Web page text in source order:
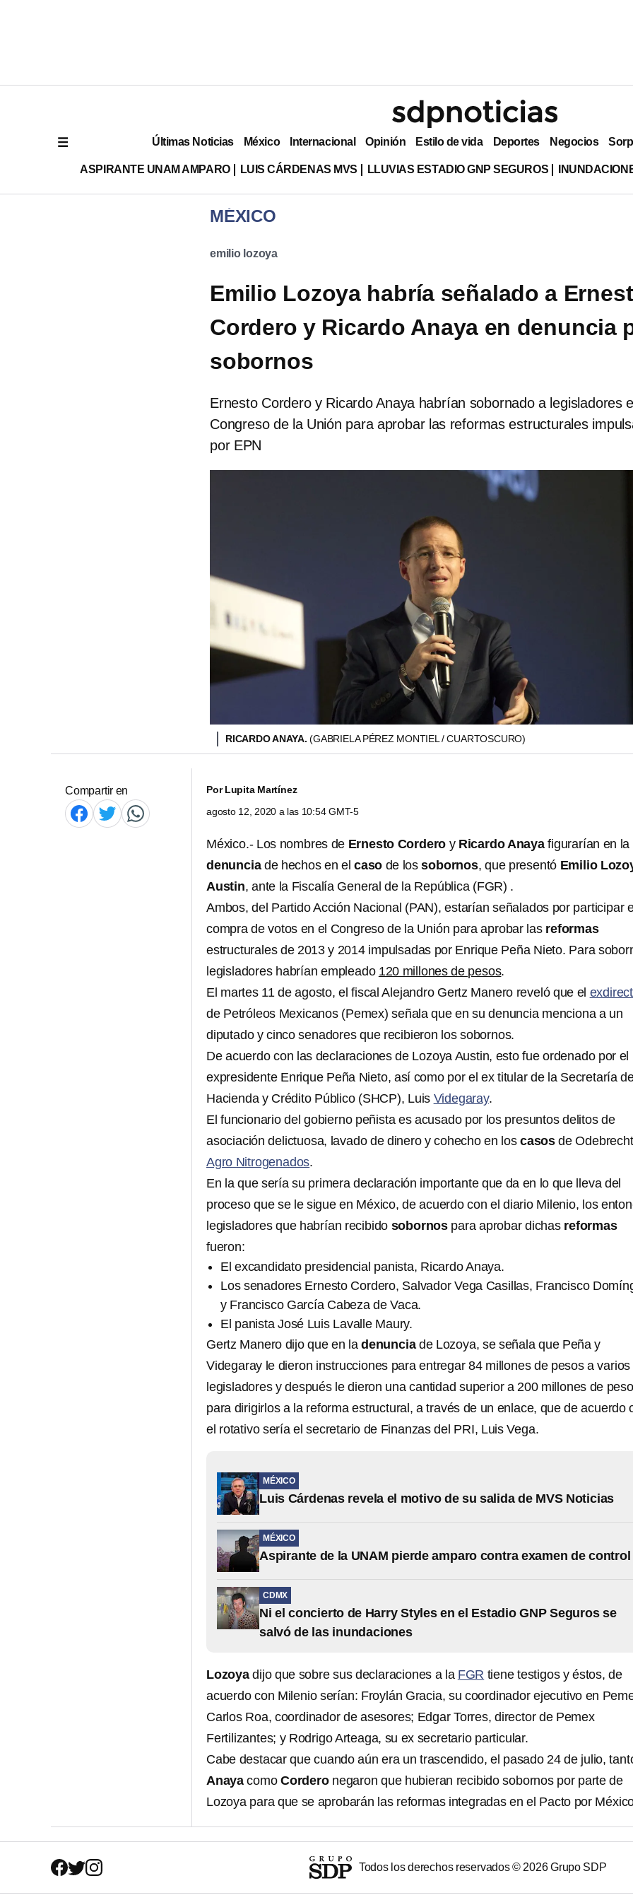
Últimas Noticias México Internacional Opinión Estilo de vida Deportes Negocios
ASPIRANTE UNAM AMPARO LUIS CÁRDENAS MVS LLUVIAS ESTADIO GNP SEGUROS
MÉXICO
emilio lozoya
Emilio Lozoya habría señalado a
Cordero y Ricardo Anaya en denuncia
sobornos
Ernesto Cordero y Ricardo Anaya habrían sobornado a legisladores
Congreso de la Unión para aprobar las reformas estructurales
por EPN
RICARDO ANAYA.(GABRIELA PÉREZ MONTIEL / CUARTOSCURO)
Compartir en PorLupita Martínez
agosto 12, 2020 a las 10:54 GMT-5
México.- Los nombres de Ernesto Cordero y Ricardo Anayafigurarían en la
denunciade hechos en elcaso de lossobornos, que presentó Emilio
Austin, ante la Fiscalía General de la República (FGR) .
Ambos, del Partido Acción Nacional (PAN), estarían señalados por participar
compra de votos en el Congreso de la Unión para aprobar las reformas
estructurales de 2013 y 2014 impulsadas por Enrique Peña Nieto. Para
legisladores habrían empleado 120 millones de pesos.
El martes 11 de agosto, el fiscal Alejandro Gertz Manero reveló que el
de Petróleos Mexicanos (Pemex) señala que en su denuncia menciona a un
diputado y cinco senadores que recibieron los sobornos.
De acuerdo con las declaraciones de Lozoya Austin, esto fue ordenado por el
expresidente Enrique Peña Nieto, así como por el ex titular de la Secretaría
Hacienda y Crédito Público (SHCP), Luis Videgaray.
El funcionario del gobierno peñista es acusado por los presuntos delitos de
asociación delictuosa, lavado de dinero y cohecho en los casos de
Agro Nitrogenados.
En la que sería su primera declaración importante que da en lo que lleva del
proceso que se le sigue en México, de acuerdo con el diario Milenio, los
legisladores que habrían recibido sobornos para aprobar dichas reformas
fueron:
El excandidato presidencial panista, Ricardo Anaya.
Los senadores Ernesto Cordero, Salvador Vega Casillas, Francisco
y Francisco García Cabeza de Vaca.
El panista José Luis Lavalle Maury.
Gertz Manero dijo que en la denunciade Lozoya, se señala que Peña y
Videgaray le dieron instrucciones para entregar 84 millones de pesos a varios
legisladores y después le dieron una cantidad superior a 200 millones de
para dirigirlos a la reforma estructural, a través de un enlace, que de acuerdo
el rotativo sería el secretario de Finanzas del PRI, Luis Vega.
MÉXICO
Luis Cárdenas revela el motivo de su salida de MVS Noticias
MÉXICO
Aspirante de la UNAM pierde amparo contra examen de control
CDMX
Ni el concierto de Harry Styles en el Estadio GNP Seguros se
salvó de las inundaciones
Lozoyadijo que sobre sus declaraciones a la FGR tiene testigos y éstos, de
acuerdo con Milenio serían: Froylán Gracia, su coordinador ejecutivo en
Carlos Roa, coordinador de asesores; Edgar Torres, director de Pemex
Fertilizantes; y Rodrigo Arteaga, su ex secretario particular.
Cabe destacar que cuando aún era un trascendido, el pasado 24 de julio,
Anaya como Corderonegaron que hubieran recibido sobornos por parte de
Lozoya para que se aprobarán las reformas integradas en el Pacto por
Todos los derechos reservados © 2026Grupo SDP